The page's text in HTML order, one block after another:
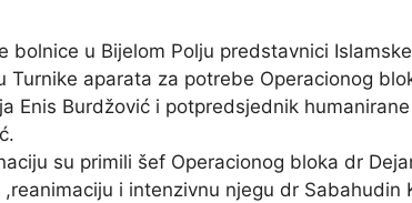
bolnice u Bijelom Polju predstavnici
aparata za potrebe Operacionog
Enis Burdžović i potpredsjednik
su primili šef Operacionog bloka dr
i intenzivnu njegu dr Sabahudin